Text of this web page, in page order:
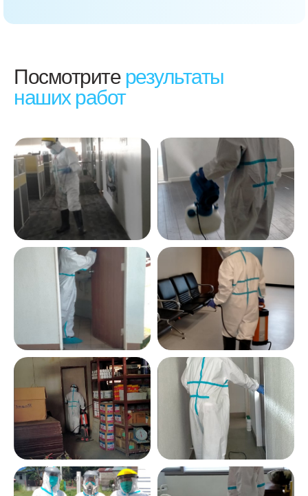
Посмотрите результаты
наших работ